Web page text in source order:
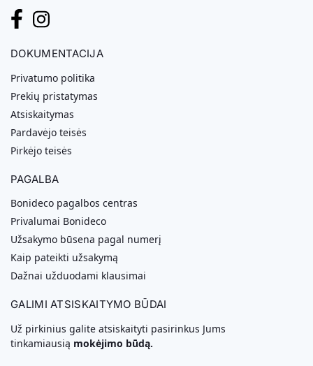
DOKUMENTACIJA
Privatumo politika
Prekių pristatymas
Atsiskaitymas
Pardavėjo teisės
Pirkėjo teisės
PAGALBA
Bonideco pagalbos centras
Privalumai Bonideco
Užsakymo būsena pagal numerį
Kaip pateikti užsakymą
Dažnai užduodami klausimai
GALIMI ATSISKAITYMO BŪDAI
Už pirkinius galite atsiskaityti pasirinkus Jums
tinkamiausią mokėjimo būdą.